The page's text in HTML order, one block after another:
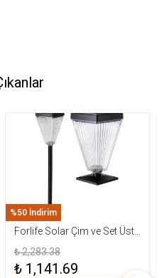
%50 İndirim
Forlife Solar Çim ve Set Üstü
Armatür 15W FL-3283
₺ 2,283.38
₺ 1,141.69